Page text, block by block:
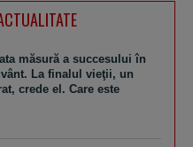
măsură a succesului în
La finalul vieţii, un
crede el. Care este